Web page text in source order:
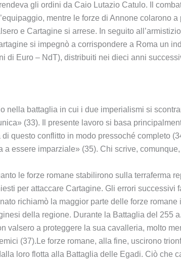
gli ordini da Caio Lutazio Catulo. Il
mentre le forze di Annone colarono
e Cartagine si arrese. In seguito
si impegnò a corrispondere a Roma un
di Euro – NdT), distribuiti nei dieci anni
nella battaglia in cui i due imperialismi si
(33). Il presente lavoro si basa
questo conflitto in modo pressoché completo
essere imparziale» (35). Chi scrive,
le forze romane stabilirono sulla terraferma
per attaccare Cartagine. Gli errori successivi
richiamò la maggior parte delle forze
della regione. Durante la Battaglia del 255
valsero a proteggere la sua cavalleria, molto
(37).Le forze romane, alla fine, uscirono
loro flotta alla Battaglia delle Egadi. Ciò che